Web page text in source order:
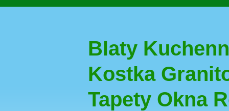
Blaty
Kostka
Tapety Okna